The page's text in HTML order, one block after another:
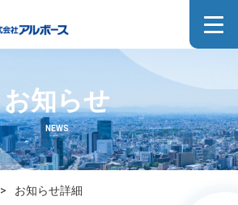
お知らせ
NEWS
> お知らせ詳細